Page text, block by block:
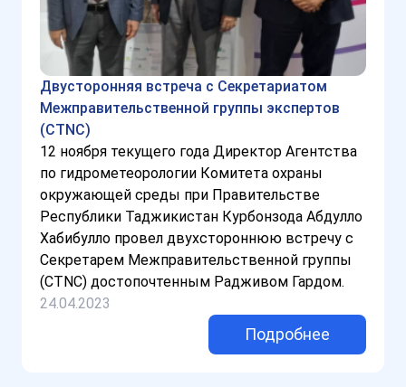
Двусторонняя встреча с Секретариатом
Межправительственной группы экспертов
(CTNC)
12 ноября текущего года Директор Агентства
по гидрометеорологии Комитета охраны
окружающей среды при Правительстве
Республики Таджикистан Курбонзода Абдулло
Хабибулло провел двухстороннюю встречу с
Секретарем Межправительственной группы
(CTNC) достопочтенным Радживом Гардом.
24.04.2023
Подробнее